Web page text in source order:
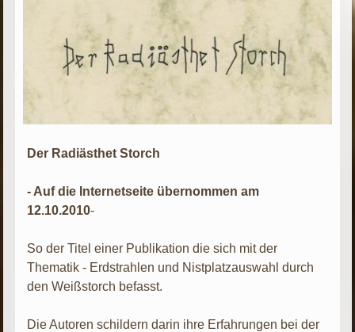
Der Radiästhet Storch
- Auf die Internetseite übernommen am
12.10.2010-
So der Titel einer Publikation die sich mit der
Thematik - Erdstrahlen und Nistplatzauswahl durch
den Weißstorch befasst.
Die Autoren schildern darin ihre Erfahrungen bei der